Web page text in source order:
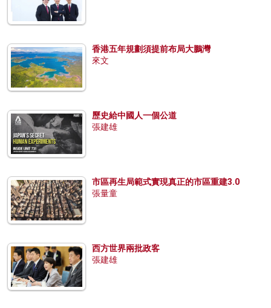
香港五年規劃須提前布局大鵬灣
來文
歷史給中國人一個公道
張建雄
市區再生局範式實現真正的市區重建3.0
張量童
西方世界兩批政客
張建雄